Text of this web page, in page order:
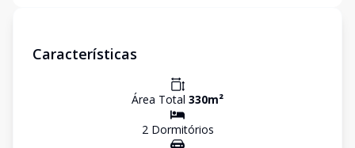
Características
Área Total 330m²
2Dormitórios